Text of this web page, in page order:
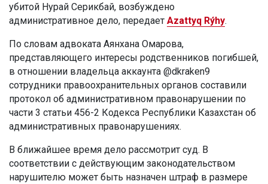
убитой Нурай Серикбай, возбуждено
административное дело, передает Azattyq Rýhy.
По словам адвоката Аянхана Омарова,
представляющего интересы родственников погибшей,
в отношении владельца аккаунта @dkraken9
сотрудники правоохранительных органов составили
протокол об административном правонарушении по
части 3 статьи 456-2 Кодекса Республики Казахстан об
административных правонарушениях.
В ближайшее время дело рассмотрит суд. В
соответствии с действующим законодательством
нарушителю может быть назначен штраф в размере